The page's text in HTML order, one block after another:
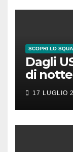
SCOPRI LO
Dagli
di notte
17 LUGLIO